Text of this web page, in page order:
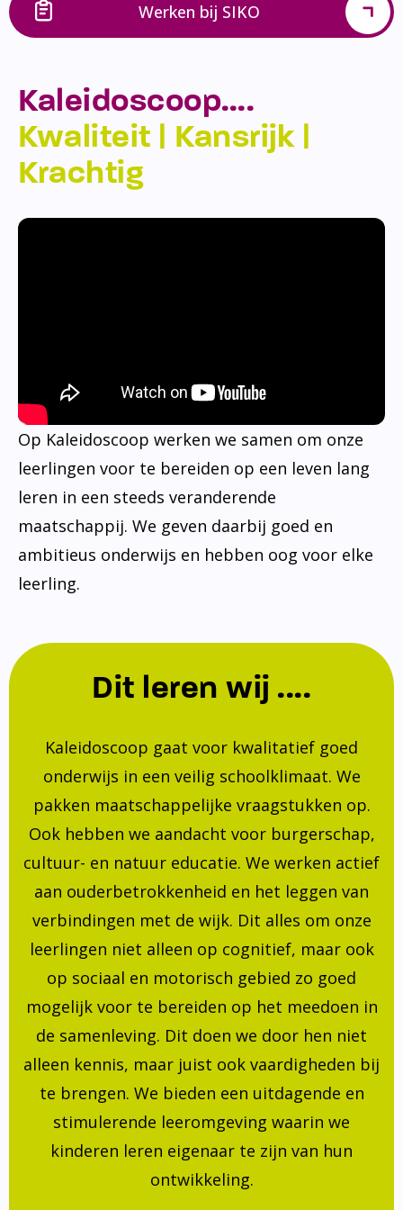
Werken bij SIKO
Kaleidoscoop….
Kwaliteit | Kansrijk |
Krachtig
Op Kaleidoscoop werken we samen om onze
leerlingen voor te bereiden op een leven lang
leren in een steeds veranderende
maatschappij. We geven daarbij goed en
ambitieus onderwijs en hebben oog voor elke
leerling.
Dit leren wij ....
Kaleidoscoop gaat voor kwalitatief goed
onderwijs in een veilig schoolklimaat. We
pakken maatschappelijke vraagstukken op.
Ook hebben we aandacht voor burgerschap,
cultuur- en natuur educatie. We werken actief
aan ouderbetrokkenheid en het leggen van
verbindingen met de wijk. Dit alles om onze
leerlingen niet alleen op cognitief, maar ook
op sociaal en motorisch gebied zo goed
mogelijk voor te bereiden op het meedoen in
de samenleving. Dit doen we door hen niet
alleen kennis, maar juist ook vaardigheden bij
te brengen. We bieden een uitdagende en
stimulerende leeromgeving waarin we
kinderen leren eigenaar te zijn van hun
ontwikkeling.